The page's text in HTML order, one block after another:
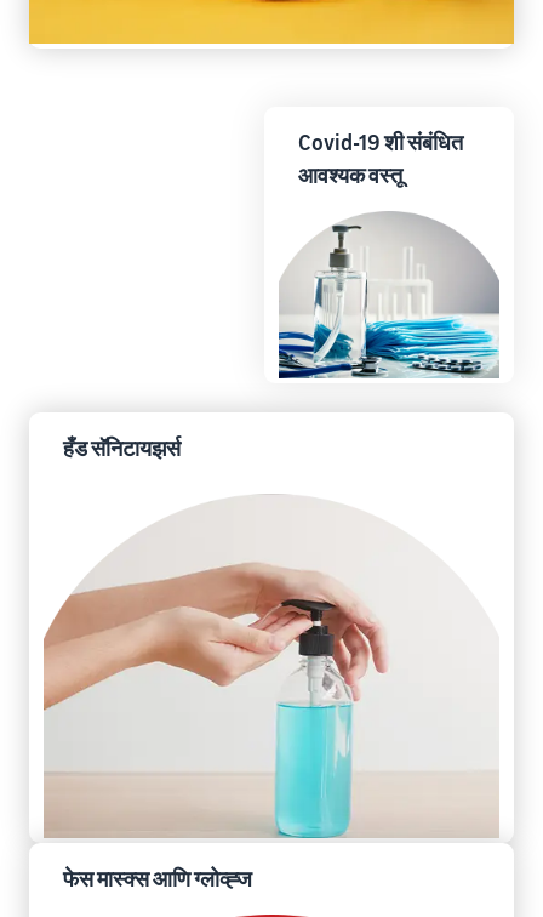
Covid-19 शी संबंधित
आवश्यक वस्तू
हँड सॅनिटायझर्स
फेस मास्क्स आणि ग्लोव्ह्ज